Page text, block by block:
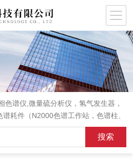
色谱仪,微量硫分析仪，氢气发生器，
耗件（N2000色谱工作站，色谱柱、
空进样器，热解析仪，紫外分光光度
立叶红外光谱仪，分析天平等常规实验